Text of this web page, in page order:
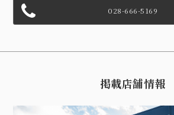
028-666-5169
掲載店舗情報